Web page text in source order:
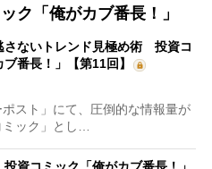
ク「俺がカブ番長！」
さないトレンド見極め術 投資コ
番長！」【第11回】
スト」にて、圧倒的な情報量が
ミック」とし…